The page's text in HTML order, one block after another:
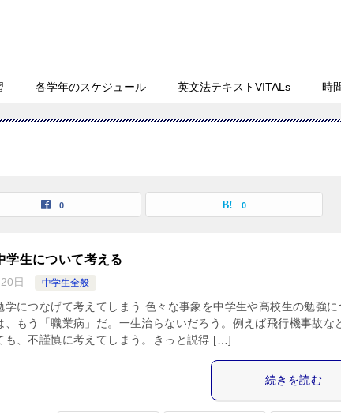
各学年のスケジュール 英文法テキストVITALs 時
0 0
学生について考える
日 中学生全般
学につなげて考えてしまう 色々な事象を中学生や高校生の勉強に
、もう「職業病」だ。一生治らないだろう。例えば飛行機事故な
も、不謹慎に考えてしまう。きっと説得 […]
続きを読む